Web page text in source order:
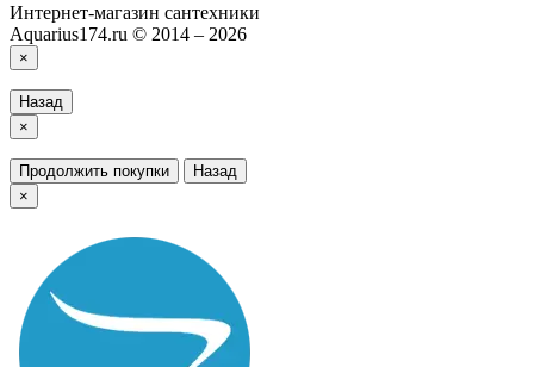
Интернет-магазин сантехники
Aquarius174.ru © 2014 – 2026
×
Назад
×
Продолжить покупки
Назад
×